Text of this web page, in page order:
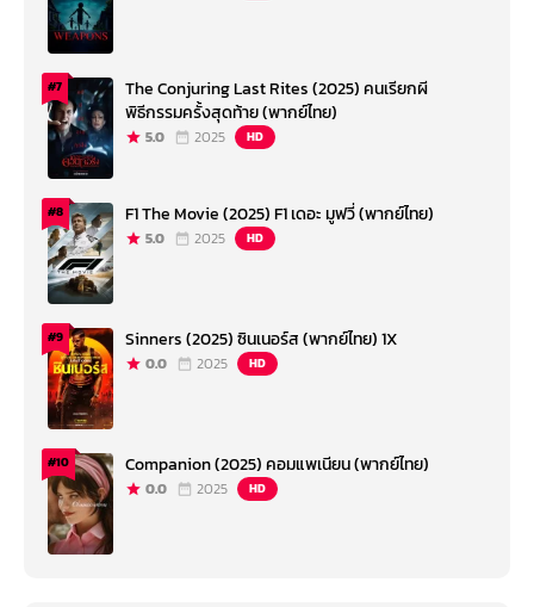
#7
The Conjuring Last Rites (2025) คนเรียกผี
พิธีกรรมครั้งสุดท้าย (พากย์ไทย)
5.0 2025 HD
#8 F1 The Movie (2025) F1 เดอะ มูฟวี่ (พากย์ไทย)
5.0 2025 HD
#9 Sinners (2025) ซินเนอร์ส (พากย์ไทย) 1X
0.0 2025 HD
#10 Companion (2025) คอมแพเนียน (พากย์ไทย)
0.0 2025 HD